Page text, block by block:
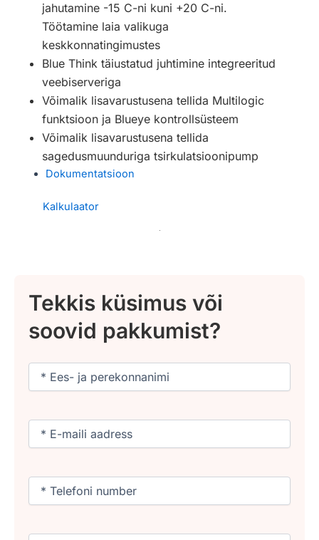
jahutamine -15 C-ni kuni +20 C-ni.
Töötamine laia valikuga
keskkonnatingimustes
Blue Think täiustatud juhtimine integreeritud
veebiserveriga
Võimalik lisavarustusena tellida Multilogic
funktsioon ja Blueye kontrollsüsteem
Võimalik lisavarustusena tellida
sagedusmuunduriga tsirkulatsioonipump
Dokumentatsioon
Kalkulaator
Tekkis küsimus või
soovid pakkumist?
Nimi
Email
Phone